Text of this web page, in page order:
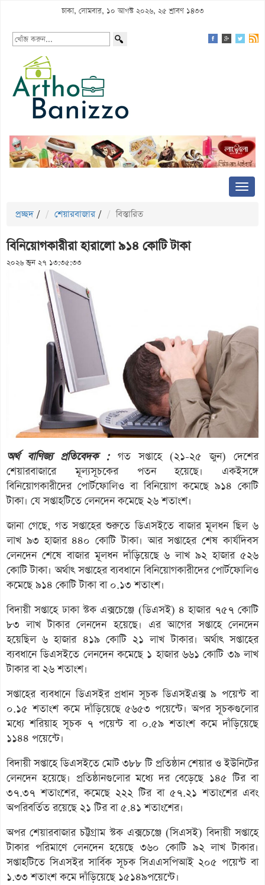
ঢাকা, সোমবার, ১০ আগস্ট ২০২৬, ২৫ শ্রাবণ ১৪৩৩
প্রচ্ছদ / শেয়ারবাজার / বিস্তারিত
বিনিয়োগকারীরা হারালো ৯১৪ কোটি টাকা
২০২৬ জুন ২৭ ১৩:৩৫:৩৩
অর্থ বাণিজ্য প্রতিবেদক :গত সপ্তাহে (২১-২৫ জুন) দেশের
শেয়ারবাজারে মূল্যসূচকের পতন হয়েছে। একইসঙ্গে
বিনিয়োগকারীদের পোর্টফোলিও বা বিনিয়োগ কমেছে ৯১৪ কোটি
টাকা। যে সপ্তাহটিতে লেনদেন কমেছে ২৬ শতাংশ।
জানা গেছে, গত সপ্তাহের শুরুতে ডিএসইতে বাজার মূলধন ছিল ৬
লাখ ৯৩ হাজার ৪৪০ কোটি টাকা। আর সপ্তাহের শেষ কার্যদিবস
লেনদেন শেষে বাজার মূলধন দাঁড়িয়েছে ৬ লাখ ৯২ হাজার ৫২৬
কোটি টাকা। অর্থাৎ সপ্তাহের ব্যবধানে বিনিয়োগকারীদের পোর্টফোলিও
কমেছে ৯১৪ কোটি টাকা বা ০.১৩ শতাংশ।
বিদায়ী সপ্তাহে ঢাকা স্টক এক্সচেঞ্জে (ডিএসই) ৪ হাজার ৭৫৭ কোটি
৮৩ লাখ টাকার লেনদেন হয়েছে। এর আগের সপ্তাহে লেনদেন
হয়েছিল ৬ হাজার ৪১৯ কোটি ২১ লাখ টাকার। অর্থাৎ সপ্তাহের
ব্যবধানে ডিএসইতে লেনদেন কমেছে ১ হাজার ৬৬১ কোটি ৩৯ লাখ
টাকার বা ২৬ শতাংশ।
সপ্তাহের ব্যবধানে ডিএসইর প্রধান সূচক ডিএসইএক্স ৯ পয়েন্ট বা
০.১৫ শতাংশ কমে দাঁড়িয়েছে ৫৬৫৩ পয়েন্টে। অপর সূচকগুলোর
মধ্যে শরিয়াহ সূচক ৭ পয়েন্ট বা ০.৫৯ শতাংশ কমে দাঁড়িয়েছে
১১৪৪ পয়েন্টে।
বিদায়ী সপ্তাহে ডিএসইতে মোট ৩৮৮ টি প্রতিষ্ঠান শেয়ার ও ইউনিটের
লেনদেন হয়েছে। প্রতিষ্ঠানগুলোর মধ্যে দর বেড়েছে ১৪৫ টির বা
৩৭.৩৭ শতাংশের, কমেছে ২২২ টির বা ৫৭.২১ শতাংশের এবং
অপরিবর্তিত রয়েছে ২১ টির বা ৫.৪১ শতাংশের।
অপর শেয়ারবাজার চট্টগ্রাম স্টক এক্সচেঞ্জে (সিএসই) বিদায়ী সপ্তাহে
টাকার পরিমাণে লেনদেন হয়েছে ৩৬০ কোটি ৯২ লাখ টাকার।
সপ্তাহটিতে সিএসইর সার্বিক সূচক সিএএসপিআই ২০৫ পয়েন্ট বা
১.৩৩ শতাংশ কমে দাঁড়িয়েছে ১৫১৪৯পয়েন্টে।